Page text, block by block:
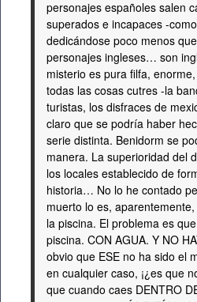
personajes españoles salen
superados e incapaces -
dedicándose poco menos
personajes ingleses… son
misterio es pura filfa,
todas las cosas cutres -la
turistas, los disfraces de
claro que se podría haber
serie distinta. Benidorm se
manera. La superioridad del
los locales establecido de
historia… No lo he contado
muerto lo es,
la piscina. El problema es
piscina. CON AGUA. Y NO
obvio que ESE no ha sido el
en cualquier caso, ¡¿es que
que cuando caes DENTRO